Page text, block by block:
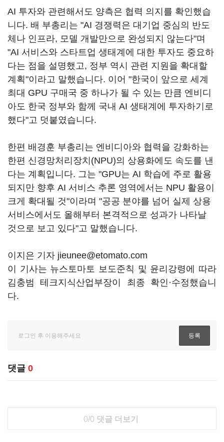
AI 투자와 관련해서도 양측은 협력 의지를 확인했습
니다. 배 부총리는 "AI 경쟁력은 대기업 중심의 반도
체나 인프라, 모델 개발만으로 완성되지 않는다"며
"AI 서비스와 스타트업 생태계에 대한 투자도 중요하
다는 점을 설명했고, 정부 역시 관련 지원을 확대할
계획"이라고 말했습니다. 이어 "한국이 앞으로 세계
최대 GPU 구매국 중 하나가 될 수 있는 만큼 엔비디
아도 한국 정부와 함께 국내 AI 생태계에 투자하기로
했다"고 덧붙였습니다.
한편 배경훈 부총리는 엔비디아와 협력을 강화하는
한편 신경망처리장치(NPU)의 상용화에도 속도를 낸
다는 계획입니다. 그는 "GPU는 AI 학습에 주로 활용
되지만 향후 AI 서비스 추론 영역에서는 NPU 활용이
크게 확대될 것"이라며 "공공 분야를 넘어 실제 상용
서비스에서도 올해부터 본격적으로 성과가 나타날
것으로 보고 있다"고 말했습니다.
이지은 기자 jieunee@etomato.com
이 기사는 뉴스토마토 보도준칙 및 윤리강령에 따라
김충범 테크지식산업부장이 최종 확인·수정했습니
다.
댓글 0
0/0 댓글 더보기